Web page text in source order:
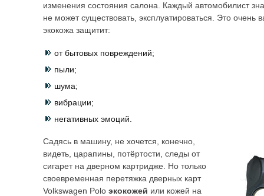
изменения состояния салона. Каждый автомобилист
не может существовать, эксплуатироваться. Это очень
экокожа защитит:
от бытовых повреждений;
пыли;
шума;
вибрации;
негативных эмоций.
Садясь в машину, не хочется, конечно,
видеть, царапины, потёртости, следы от
сигарет на дверном картридже. Но только
своевременная перетяжка дверных карт
Volkswagen Polo экокожей или кожей на